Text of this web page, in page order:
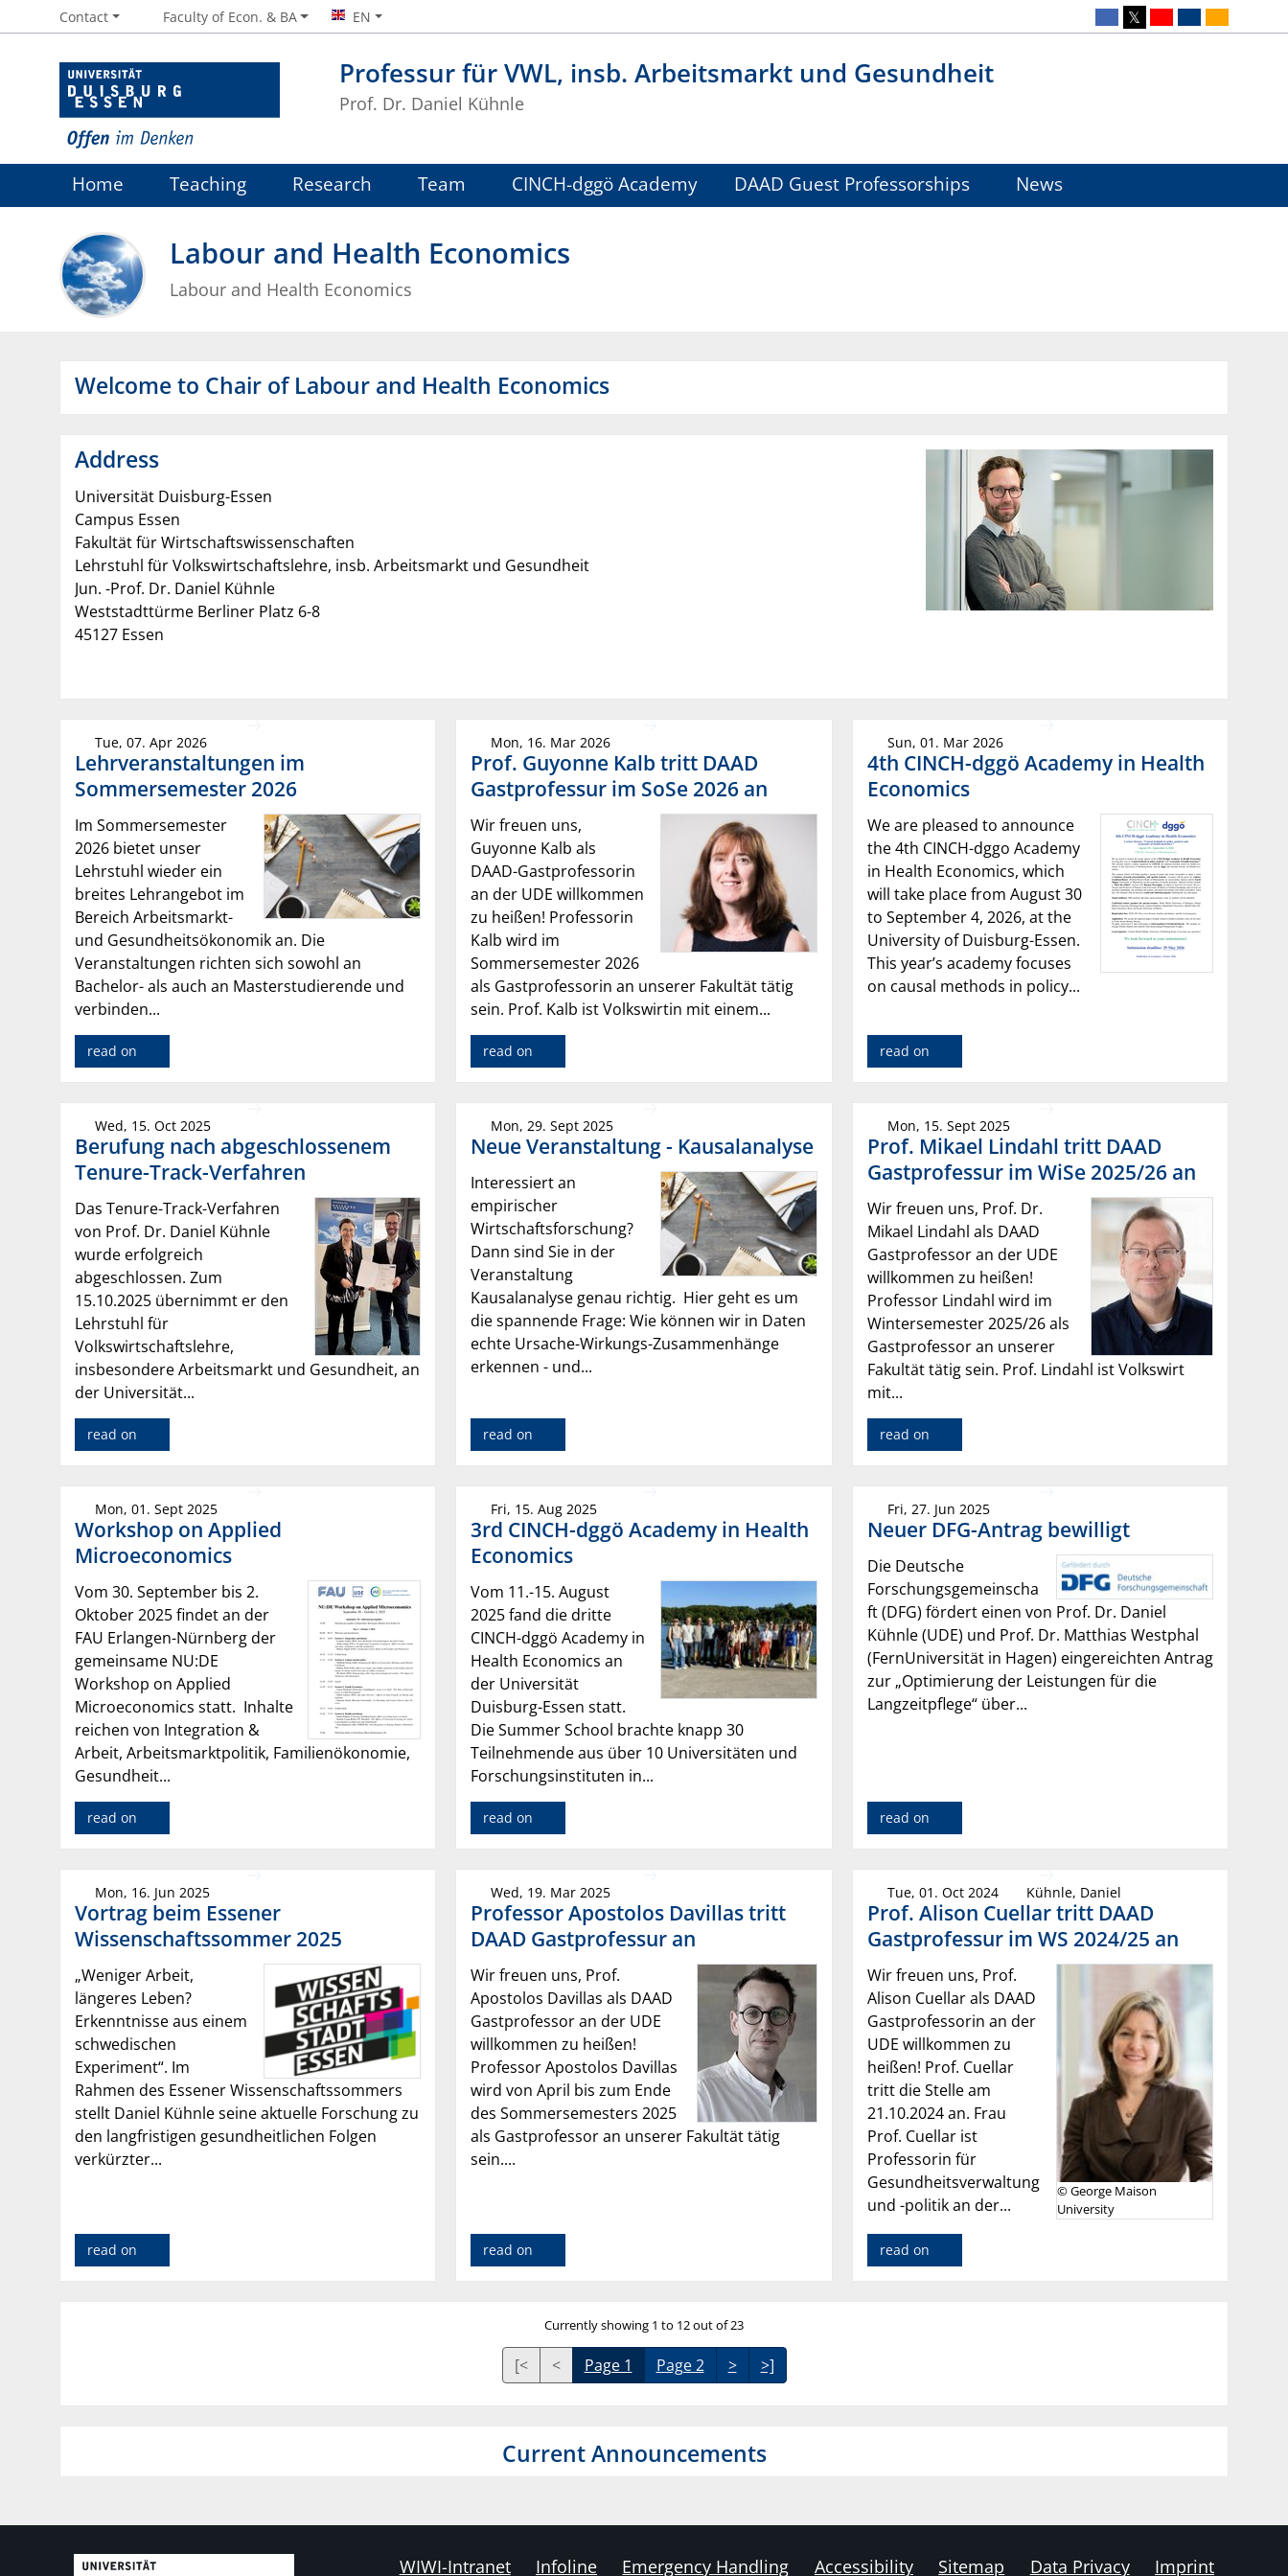
Professur für VWL, insb. Arbeitsmarkt und Gesundheit
Prof. Dr. Daniel Kühnle
Contact Faculty of Econ. & BA EN
Home Teaching Research Team CINCH-dggö Academy DAAD Guest Professorships News
Labour and Health Economics
Labour and Health Economics
Welcome to Chair of Labour and Health Economics
Address
Universität Duisburg-Essen
Campus Essen
Fakultät für Wirtschaftswissenschaften
Lehrstuhl für Volkswirtschaftslehre, insb. Arbeitsmarkt und Gesundheit
Jun. -Prof. Dr. Daniel Kühnle
Weststadttürme Berliner Platz 6-8
45127 Essen
Tue, 07. Apr 2026
Lehrveranstaltungen im
Sommersemester 2026
Im Sommersemester
2026 bietet unser
Lehrstuhl wieder ein
breites Lehrangebot im
Bereich Arbeitsmarkt-
und Gesundheitsökonomik an. Die
Veranstaltungen richten sich sowohl an
Bachelor- als auch an Masterstudierende und
verbinden...
read on
Mon, 16. Mar 2026
Prof. Guyonne Kalb tritt DAAD
Gastprofessur im SoSe 2026 an
Wir freuen uns,
Guyonne Kalb als
DAAD-Gastprofessorin
an der UDE willkommen
zu heißen! Professorin
Kalb wird im
Sommersemester 2026
als Gastprofessorin an unserer Fakultät tätig
sein. Prof. Kalb ist Volkswirtin mit einem...
read on
Sun, 01. Mar 2026
4th CINCH-dggö Academy in Health
Economics
We are pleased to announce
the 4th CINCH-dggo Academy
in Health Economics, which
will take place from August 30
to September 4, 2026, at the
University of Duisburg-Essen.
This year’s academy focuses
on causal methods in policy...
read on
Wed, 15. Oct 2025
Berufung nach abgeschlossenem
Tenure-Track-Verfahren
Das Tenure-Track-Verfahren
von Prof. Dr. Daniel Kühnle
wurde erfolgreich
abgeschlossen. Zum
15.10.2025 übernimmt er den
Lehrstuhl für
Volkswirtschaftslehre,
insbesondere Arbeitsmarkt und Gesundheit, an
der Universität...
read on
Mon, 29. Sept 2025
Neue Veranstaltung - Kausalanalyse
Interessiert an
empirischer
Wirtschaftsforschung?
Dann sind Sie in der
Veranstaltung
Kausalanalyse genau richtig. Hier geht es um
die spannende Frage: Wie können wir in Daten
echte Ursache-Wirkungs-Zusammenhänge
erkennen - und...
read on
Mon, 15. Sept 2025
Prof. Mikael Lindahl tritt DAAD
Gastprofessur im WiSe 2025/26 an
Wir freuen uns, Prof. Dr.
Mikael Lindahl als DAAD
Gastprofessor an der UDE
willkommen zu heißen!
Professor Lindahl wird im
Wintersemester 2025/26 als
Gastprofessor an unserer
Fakultät tätig sein. Prof. Lindahl ist Volkswirt
mit...
read on
Mon, 01. Sept 2025
Workshop on Applied
Microeconomics
Vom 30. September bis 2.
Oktober 2025 findet an der
FAU Erlangen-Nürnberg der
gemeinsame NU:DE
Workshop on Applied
Microeconomics statt. Inhalte
reichen von Integration &
Arbeit, Arbeitsmarktpolitik, Familienökonomie,
Gesundheit...
read on
Fri, 15. Aug 2025
3rd CINCH-dggö Academy in Health
Economics
Vom 11.-15. August
2025 fand die dritte
CINCH-dggö Academy in
Health Economics an
der Universität
Duisburg-Essen statt.
Die Summer School brachte knapp 30
Teilnehmende aus über 10 Universitäten und
Forschungsinstituten in...
read on
Fri, 27. Jun 2025
Neuer DFG-Antrag bewilligt
Die Deutsche
Forschungsgemeinscha
ft (DFG) fördert einen von Prof. Dr. Daniel
Kühnle (UDE) und Prof. Dr. Matthias Westphal
(FernUniversität in Hagen) eingereichten Antrag
zur „Optimierung der Leistungen für die
Langzeitpflege“ über...
read on
Mon, 16. Jun 2025
Vortrag beim Essener
Wissenschaftssommer 2025
„Weniger Arbeit,
längeres Leben?
Erkenntnisse aus einem
schwedischen
Experiment“. Im
Rahmen des Essener Wissenschaftssommers
stellt Daniel Kühnle seine aktuelle Forschung zu
den langfristigen gesundheitlichen Folgen
verkürzter...
read on
Wed, 19. Mar 2025
Professor Apostolos Davillas tritt
DAAD Gastprofessur an
Wir freuen uns, Prof.
Apostolos Davillas als DAAD
Gastprofessor an der UDE
willkommen zu heißen!
Professor Apostolos Davillas
wird von April bis zum Ende
des Sommersemesters 2025
als Gastprofessor an unserer Fakultät tätig
sein....
read on
Tue, 01. Oct 2024 Kühnle, Daniel
Prof. Alison Cuellar tritt DAAD
Gastprofessur im WS 2024/25 an
© George Maison
University
Wir freuen uns, Prof.
Alison Cuellar als DAAD
Gastprofessorin an der
UDE willkommen zu
heißen! Prof. Cuellar
tritt die Stelle am
21.10.2024 an. Frau
Prof. Cuellar ist
Professorin für
Gesundheitsverwaltung
und -politik an der...
read on
Currently showing 1 to 12 out of 23
[< < Page 1 Page 2 > >]
Current Announcements
WIWI-Intranet Infoline Emergency Handling Accessibility Sitemap Data Privacy Imprint